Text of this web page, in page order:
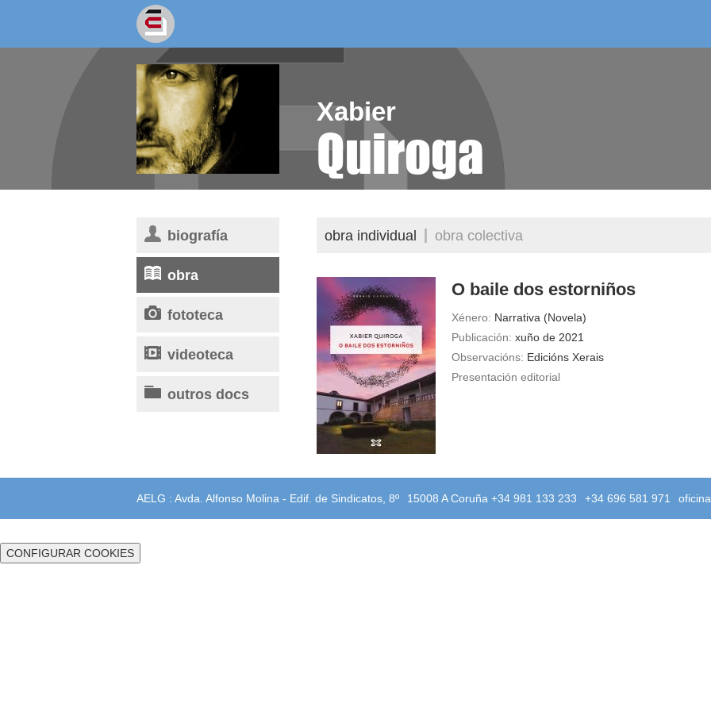
socios/as
Xabier
Quiroga
biografía
obra
fototeca
videoteca
outros docs
obra individual obra colectiva
O baile dos estorniños
Xénero: Narrativa (Novela)
Publicación: xuño de 2021
Observacións: Edicións Xerais
Presentación editorial
AELG : Avda. Alfonso Molina - Edif. de Sindicatos, 8º 15008 A Coruña +34 981 133 233 +34 696 581 971
CONFIGURAR COOKIES